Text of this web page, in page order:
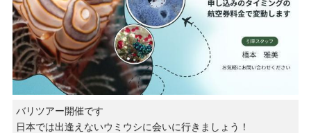
バリツアー開催です
日本では出逢えないウミウシに会いに行きましょう！